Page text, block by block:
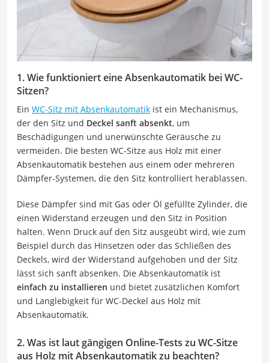
1. Wie funktioniert eine Absenkautomatik bei WC-
Sitzen?
Ein WC-Sitz mit Absenkautomatik ist ein Mechanismus,
der den Sitz und Deckel sanft absenkt, um
Beschädigungen und unerwünschte Geräusche zu
vermeiden. Die besten WC-Sitze aus Holz mit einer
Absenkautomatik bestehen aus einem oder mehreren
Dämpfer-Systemen, die den Sitz kontrolliert herablassen.
Diese Dämpfer sind mit Gas oder Öl gefüllte Zylinder, die
einen Widerstand erzeugen und den Sitz in Position
halten. Wenn Druck auf den Sitz ausgeübt wird, wie zum
Beispiel durch das Hinsetzen oder das Schließen des
Deckels, wird der Widerstand aufgehoben und der Sitz
lässt sich sanft absenken. Die Absenkautomatik ist
einfach zu installieren und bietet zusätzlichen Komfort
und Langlebigkeit für WC-Deckel aus Holz mit
Absenkautomatik.
2. Was ist laut gängigen Online-Tests zu WC-Sitze
aus Holz mit Absenkautomatik zu beachten?